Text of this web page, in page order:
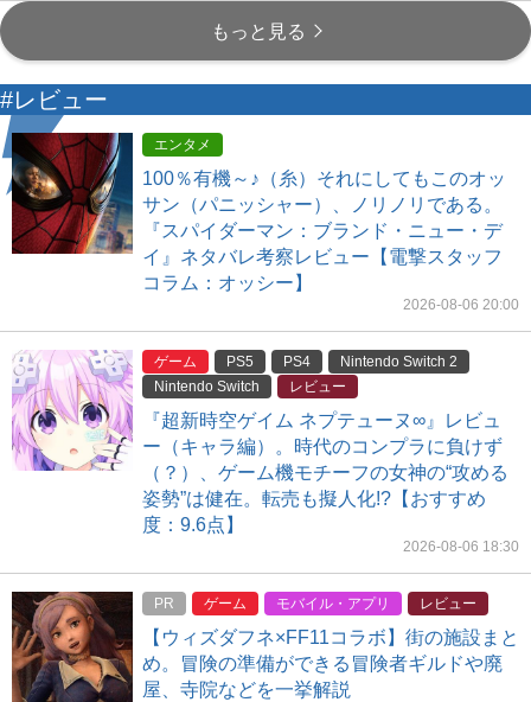
もっと見る
#レビュー
エンタメ
100％有機～♪（糸）それにしてもこのオッ
サン（パニッシャー）、ノリノリである。
『スパイダーマン：ブランド・ニュー・デ
イ』ネタバレ考察レビュー【電撃スタッフ
コラム：オッシー】
2026-08-06 20:00
ゲーム PS5 PS4
Nintendo Switch 2
Nintendo Switch
レビュー
『超新時空ゲイム ネプテューヌ∞』レビュ
ー（キャラ編）。時代のコンプラに負けず
（？）、ゲーム機モチーフの女神の“攻める
姿勢”は健在。転売も擬人化!?【おすすめ
度：9.6点】
2026-08-06 18:30
PR ゲーム モバイル・アプリ レビュー
【ウィズダフネ×FF11コラボ】街の施設まと
め。冒険の準備ができる冒険者ギルドや廃
屋、寺院などを一挙解説